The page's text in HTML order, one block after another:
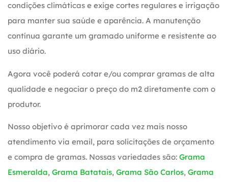
condições climáticas e exige cortes regulares e irrigação
para manter sua saúde e aparência. A manutenção
contínua garante um gramado uniforme e resistente ao
uso diário.
Agora você poderá cotar e/ou comprar gramas de alta
qualidade e negociar o preço do m2 diretamente com o
produtor.
Nosso objetivo é aprimorar cada vez mais nosso
atendimento via email, para solicitações de orçamento
e compra de gramas. Nossas variedades são: Grama
Esmeralda, Grama Batatais, Grama São Carlos, Grama